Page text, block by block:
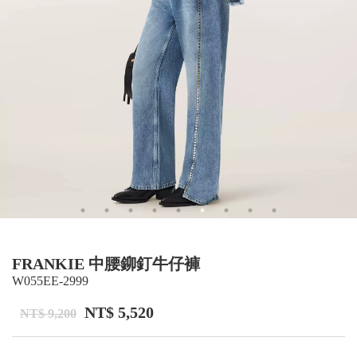
FRANKIE 中腰鉚釘牛仔褲
W055EE-2999
NT$ 9,200 NT$ 5,520